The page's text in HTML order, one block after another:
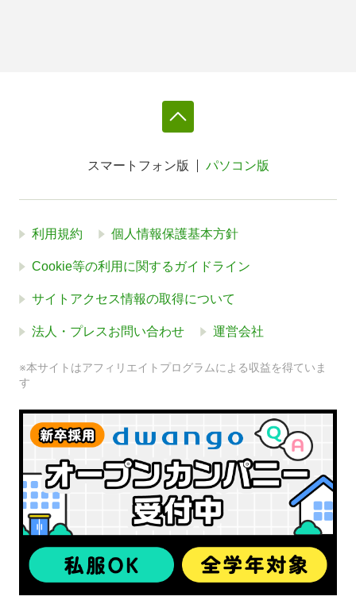
スマートフォン版 パソコン版
利用規約 個人情報保護基本方針
Cookie等の利用に関するガイドライン
サイトアクセス情報の取得について
法人・プレスお問い合わせ 運営会社
※本サイトはアフィリエイトプログラムによる収益を得ていま
す